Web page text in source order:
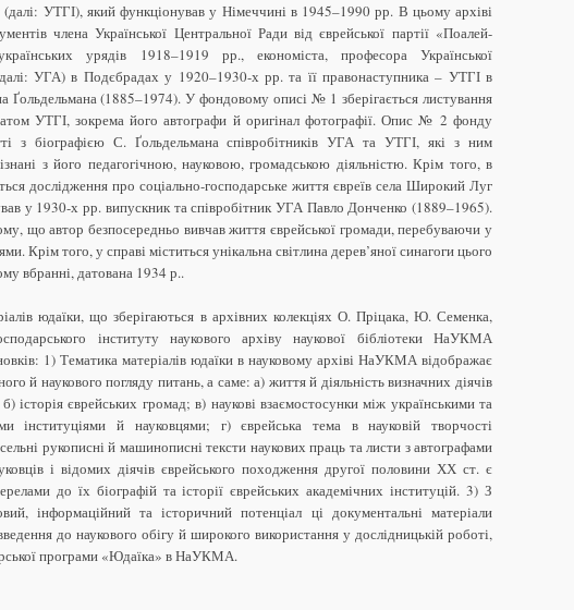
(далі: УТГІ), який функціонував у Німеччині в 1945–1990 рр. В цьому архіві
члена Української Центральної Ради від єврейської партії «Поалей-
урядів 1918–1919 рр., економіста, професора Української
УГА) в Подєбрадах у 1920–1930-х рр. та її правонаступника – УТГІ в
Ґольдельмана (1885–1974). У фондовому описі № 1 зберігається листування
УТГІ, зокрема його автографи й оригінал фотографії. Опис № 2 фонду
з біографією С. Ґольдельмана співробітників УГА та УТГІ, які з ним
з його педагогічною, науковою, громадською діяльністю. Крім того, в
дослідження про соціально-господарське життя євреїв села Широкий Луг
у 1930-х рр. випускник та співробітник УГА Павло Донченко (1889–1965).
що автор безпосередньо вивчав життя єврейської громади, перебуваючи у
Крім того, у справі міститься унікальна світлина дерев’яної синагоги цього
вбранні, датована 1934 р..
юдаїки, що зберігаються в архівних колекціях О. Пріцака, Ю. Семенка,
інституту наукового архіву наукової бібліотеки НаУКМА
1) Тематика матеріалів юдаїки в науковому архіві НаУКМА відображає
й наукового погляду питань, а саме: а) життя й діяльність визначних діячів
історія єврейських громад; в) наукові взаємостосунки між українськими та
інституціями й науковцями; г) єврейська тема в науковій творчості
рукописні й машинописні тексти наукових праць та листи з автографами
і відомих діячів єврейського походження другої половини ХХ ст. є
до їх біографій та історії єврейських академічних інституцій. 3) З
інформаційний та історичний потенціал ці документальні матеріали
до наукового обігу й широкого використання у дослідницькій роботі,
програми «Юдаїка» в НаУКМА.